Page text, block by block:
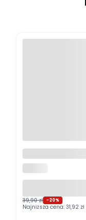
39,90 zł -20%
Najniższa cena: 31,92 zł